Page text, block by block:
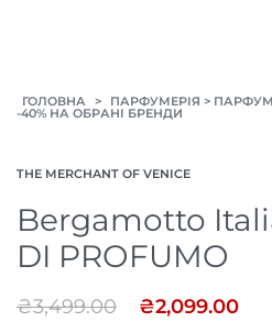
ГОЛОВНА > ПАРФУМЕРІЯ >
-40% НА ОБРАНІ БРЕНДИ
THE MERCHANT OF VENICE
Bergamotto
DI PROFUMO
₴3,499.00 ₴2,099.00